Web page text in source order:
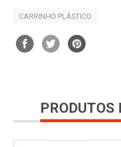
CARRINHO PLÁSTICO
PRODUTOS